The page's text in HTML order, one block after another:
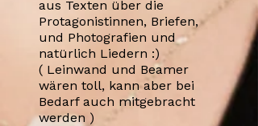
aus Texten über die
Protagonistinnen, Briefen,
und Photografien und
natürlich Liedern :)
( Leinwand und Beamer
wären toll, kann aber bei
Bedarf auch mitgebracht
werden )